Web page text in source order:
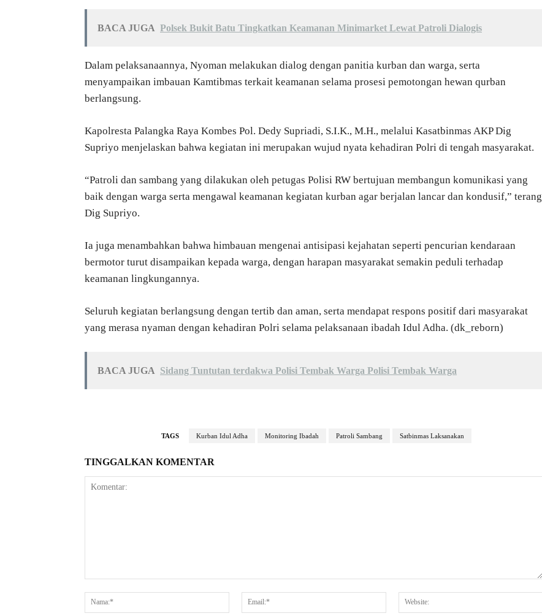
BACA JUGA Polsek Bukit Batu Tingkatkan Keamanan Minimarket Lewat Patroli Dialogis
Dalam pelaksanaannya, Nyoman melakukan dialog dengan panitia kurban dan warga, serta
menyampaikan imbauan Kamtibmas terkait keamanan selama prosesi pemotongan hewan qurban
berlangsung.
Kapolresta Palangka Raya Kombes Pol. Dedy Supriadi, S.I.K., M.H., melalui Kasatbinmas AKP Dig
Supriyo menjelaskan bahwa kegiatan ini merupakan wujud nyata kehadiran Polri di tengah masyarakat.
“Patroli dan sambang yang dilakukan oleh petugas Polisi RW bertujuan membangun komunikasi yang
baik dengan warga serta mengawal keamanan kegiatan kurban agar berjalan lancar dan kondusif,” terang
Dig Supriyo.
Ia juga menambahkan bahwa himbauan mengenai antisipasi kejahatan seperti pencurian kendaraan
bermotor turut disampaikan kepada warga, dengan harapan masyarakat semakin peduli terhadap
keamanan lingkungannya.
Seluruh kegiatan berlangsung dengan tertib dan aman, serta mendapat respons positif dari masyarakat
yang merasa nyaman dengan kehadiran Polri selama pelaksanaan ibadah Idul Adha. (dk_reborn)
BACA JUGA Sidang Tuntutan terdakwa Polisi Tembak Warga Polisi Tembak Warga
TAGS Kurban Idul Adha Monitoring Ibadah Patroli Sambang Satbinmas Laksanakan
TINGGALKAN KOMENTAR
Nama:*
Email:*